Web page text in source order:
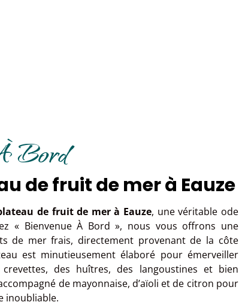
Bord
de fruit de mer à Eauze
de fruit de mer à Eauze, une véritable ode
« Bienvenue À Bord », nous vous offrons une
de mer frais, directement provenant de la côte
est minutieusement élaboré pour émerveiller
des huîtres, des langoustines et bien
de mayonnaise, d’aïoli et de citron pour
inoubliable.